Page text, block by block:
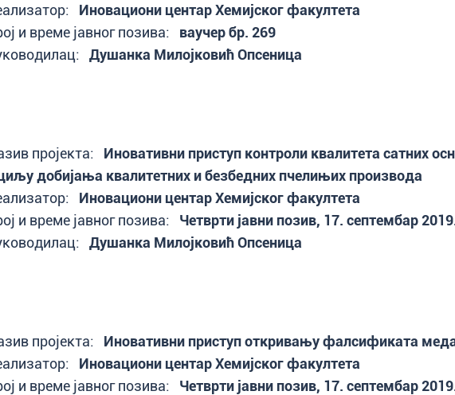
Иновациони центар Хемијског факултета
и време јавног позива: ваучер бр. 269
Душанка Милојковић Опсеница
пројекта: Иновативни приступ контроли квалитета сатних
добијања квалитетних и безбедних пчелињих производа
Иновациони центар Хемијског факултета
и време јавног позива: Четврти јавни позив, 17. септембар
Душанка Милојковић Опсеница
пројекта: Иновативни приступ откривању фалсификата
Иновациони центар Хемијског факултета
и време јавног позива: Четврти јавни позив, 17. септембар